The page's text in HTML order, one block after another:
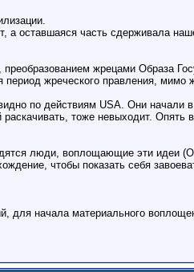
оставшаяся часть сдерживала
преобразованием жрецами Образа
жреческого правления, мимо
по действиям USА. Они начали
тоже невыходит. Опять
люди, воплощающие эти идеи
чтобы показать себя
для начала материального